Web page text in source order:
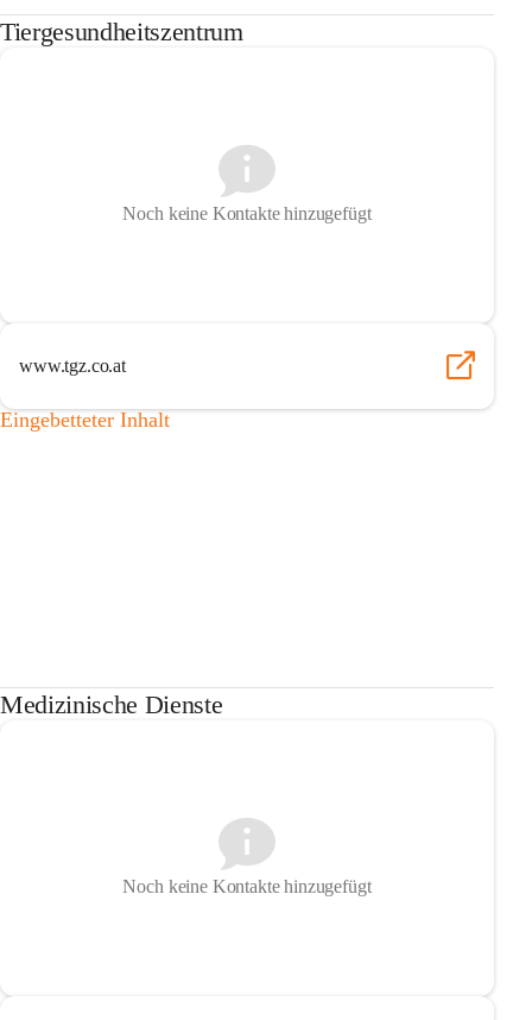
Tiergesundheitszentrum
Noch keine Kontakte hinzugefügt
www.tgz.co.at
Eingebetteter Inhalt
Medizinische Dienste
Noch keine Kontakte hinzugefügt